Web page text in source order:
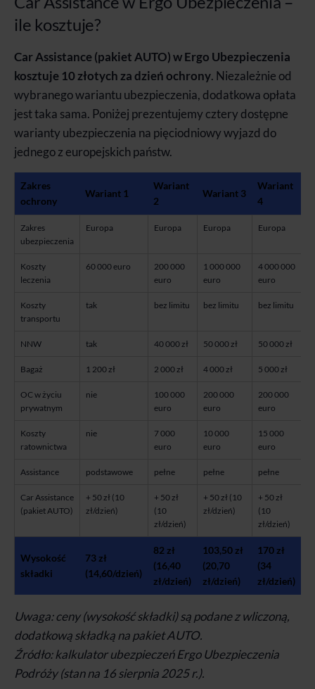
ile kosztuje?
Car Assistance (pakiet AUTO) w Ergo Ubezpieczenia
kosztuje 10 złotych za dzień ochrony. Niezależnie od
wybranego wariantu ubezpieczenia, dodatkowa opłata
jest taka sama. Poniżej prezentujemy cztery dostępne
warianty ubezpieczenia na pięciodniowy wyjazd do
jednego z europejskich państw.
Zakres
ochrony
Wariant 1
Wariant
2
Wariant 3
Wariant
4
Zakres
ubezpieczenia
Europa Europa Europa Europa
Koszty
leczenia
60 000 euro
200 000
euro
1 000 000
euro
4 000 000
euro
Koszty
transportu
tak bez limitu bez limitu bez limitu
NNW tak 40 000 zł 50 000 zł 50 000 zł
Bagaż 1 200 zł 2 000 zł 4 000 zł 5 000 zł
OC w życiu
prywatnym
nie
100 000
euro
200 000
euro
200 000
euro
Koszty
ratownictwa
nie
7 000
euro
10 000
euro
15 000
euro
Assistance podstawowe pełne pełne pełne
Car Assistance
(pakiet AUTO)
+ 50 zł (10
zł/dzień)
+ 50 zł
(10
zł/dzień)
+ 50 zł (10
zł/dzień)
+ 50 zł
(10
zł/dzień)
Wysokość
składki
73 zł
(14,60/dzień)
82 zł
(16,40
zł/dzień)
103,50 zł
(20,70
zł/dzień)
170 zł
(34
zł/dzień)
Uwaga: ceny (wysokość składki) są podane z wliczoną,
dodatkową składką na pakiet AUTO.
Źródło: kalkulator ubezpieczeń Ergo Ubezpieczenia
Podróży (stan na 16 sierpnia 2025 r.).